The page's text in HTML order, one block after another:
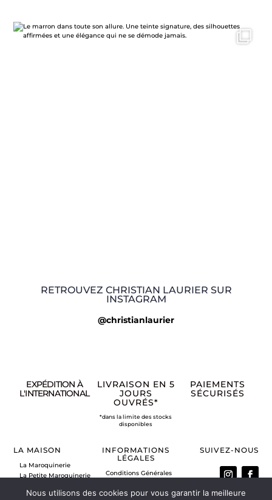
RETROUVEZ CHRISTIAN LAURIER SUR
INSTAGRAM
@christianlaurier
EXPÉDITION À
L'INTERNATIONAL
LIVRAISON EN 5
JOURS
OUVRÉS*
*dans la limite des stocks
disponibles
PAIEMENTS
SÉCURISÉS
LA MAISON
La Maroquinerie
La Petite Maroquinerie
Nous contacter
INFORMATIONS
LÉGALES
Conditions Générales
Mentions légales
SUIVEZ-NOUS
Nous utilisons des cookies pour vous garantir la meilleure